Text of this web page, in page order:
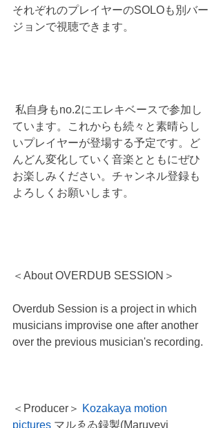
それぞれのプレイヤーのSOLOも別バー
ジョンで視聴できます。
ています。これからも続々と素晴らし
いプレイヤーが登場する予定です。ど
んどん変化していく音楽とともにぜひ
お楽しみください。チャンネル登録も
よろしくお願いします。
＜About OVERDUB SESSION＞
Overdub Session is a project in which
musicians improvise one after another
over the previous musician's recording.
＜Producer＞ Kozakaya motion
pictures マルゑゐ録製(Maruyeyi